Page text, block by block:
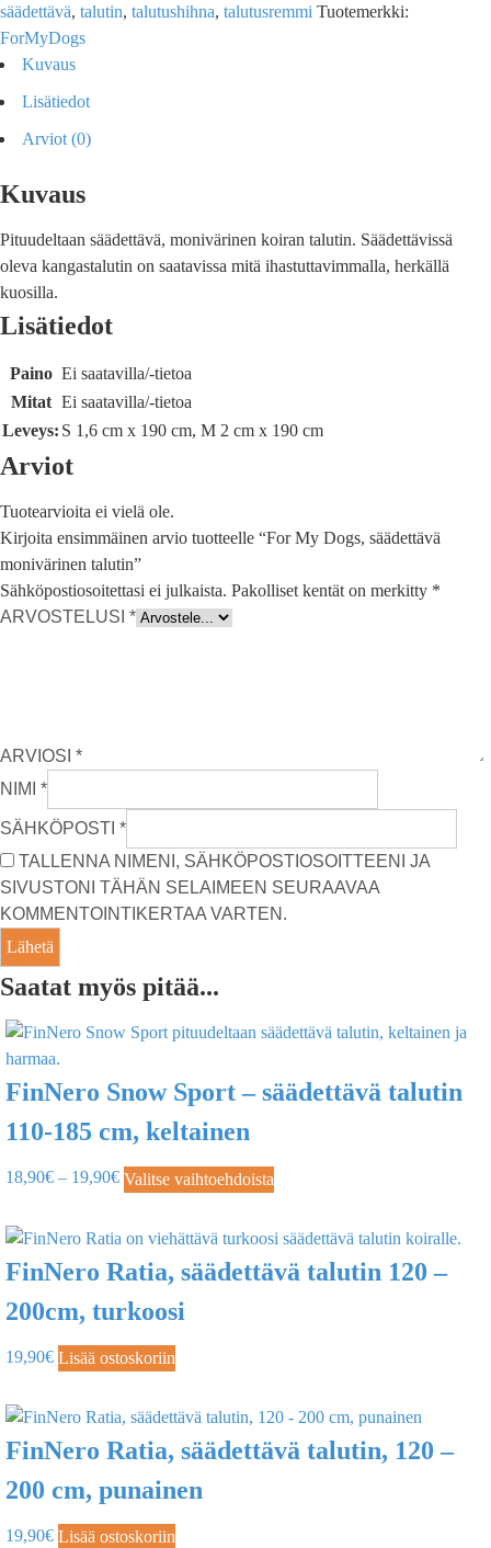
säädettävä, talutin, talutushihna, talutusremmi Tuotemerkki:
ForMyDogs
Kuvaus
Lisätiedot
Arviot (0)
Kuvaus
Pituudeltaan säädettävä, monivärinen koiran talutin. Säädettävissä
oleva kangastalutin on saatavissa mitä ihastuttavimmalla, herkällä
kuosilla.
Lisätiedot
Paino Ei saatavilla/-tietoa
Mitat Ei saatavilla/-tietoa
Leveys: S 1,6 cm x 190 cm, M 2 cm x 190 cm
Arviot
Tuotearvioita ei vielä ole.
Kirjoita ensimmäinen arvio tuotteelle “For My Dogs, säädettävä
monivärinen talutin”
Sähköpostiosoitettasi ei julkaista. Pakolliset kentät on merkitty *
ARVOSTELUSI *
ARVIOSI *
NIMI *
SÄHKÖPOSTI *
TALLENNA NIMENI, SÄHKÖPOSTIOSOITTEENI JA
SIVUSTONI TÄHÄN SELAIMEEN SEURAAVAA
KOMMENTOINTIKERTAA VARTEN.
Saatat myös pitää...
FinNero Snow Sport – säädettävä talutin
110-185 cm, keltainen
18,90€ – 19,90€ Valitse vaihtoehdoista
FinNero Ratia, säädettävä talutin 120 –
200cm, turkoosi
19,90€ Lisää ostoskoriin
FinNero Ratia, säädettävä talutin, 120 –
200 cm, punainen
19,90€ Lisää ostoskoriin